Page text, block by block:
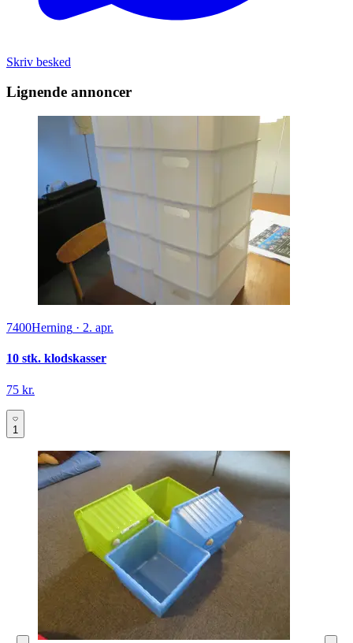
Skriv besked
Lignende annoncer
7400Herning · 2. apr.
10 stk. klodskasser
75 kr.
1